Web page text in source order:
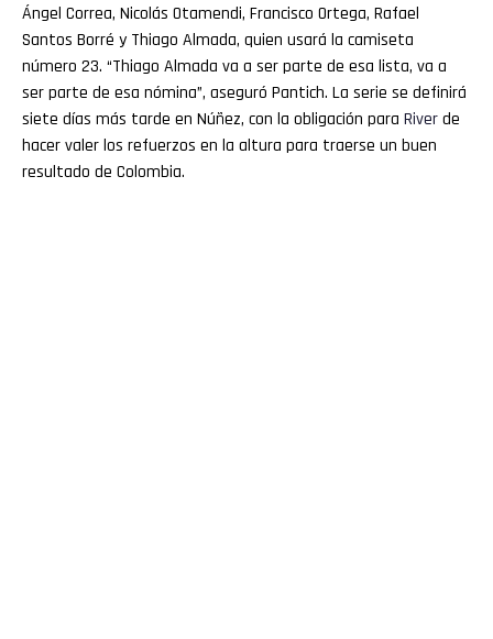
Ángel Correa, Nicolás Otamendi, Francisco Ortega, Rafael
Santos Borré y Thiago Almada, quien usará la camiseta
número 23. “Thiago Almada va a ser parte de esa lista, va a
ser parte de esa nómina”, aseguró Pantich. La serie se definirá
siete días más tarde en Núñez, con la obligación para Riverde
hacer valer los refuerzos en la altura para traerse un buen
resultado de Colombia.